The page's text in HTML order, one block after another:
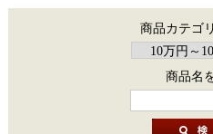
商品カテゴ
商品名